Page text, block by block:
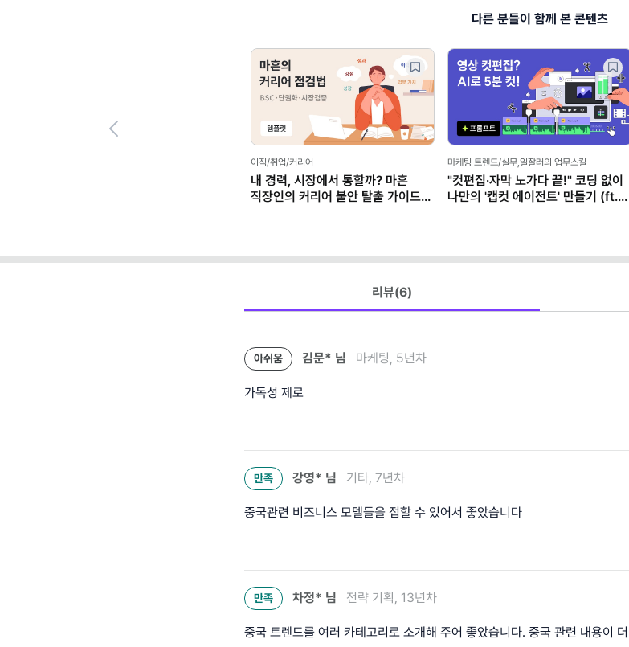
다른 분들이 함께 본 콘텐츠
이직/취업/커리어
내 경력, 시장에서 통할까? 마흔
직장인의 커리어 불안 탈출 가이드
마케팅 트렌드/실무,일잘러의 업무스킬
"컷편집·자막 노가다 끝!" 코딩 없이
나만의 '캡컷 에이전트' 만들기 (ft.
리뷰(6)
아쉬움 김문* 님 마케팅, 5년차
가독성 제로
만족 강영* 님 기타, 7년차
중국관련 비즈니스 모델들을 접할 수 있어서 좋았습니다
만족 차정* 님 전략 기획, 13년차
중국 트렌드를 여러 카테고리로 소개해 주어 좋았습니다. 중국 관련 내용이